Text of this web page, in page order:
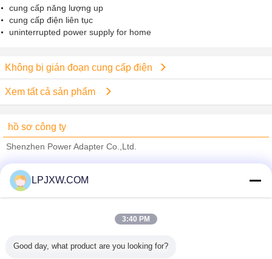
cung cấp năng lượng up
cung cấp điện liên tục
uninterrupted power supply for home
Không bị gián đoạn cung cấp điện
Xem tất cả sản phẩm
hồ sơ công ty
Shenzhen Power Adapter Co.,Ltd.
Trust Seal
Verified Suplier
Tất cả sản phẩm
LPJXW.COM
3:40 PM
Good day, what product are you looking for?